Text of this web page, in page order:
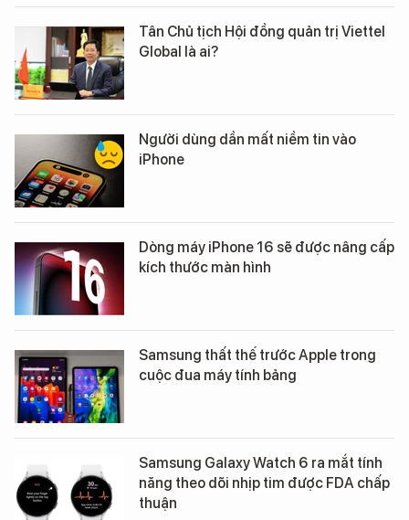
Tân Chủ tịch Hội đồng quản trị Viettel
Global là ai?
Người dùng dần mất niềm tin vào
iPhone
Dòng máy iPhone 16 sẽ được nâng cấp
kích thước màn hình
Samsung thất thế trước Apple trong
cuộc đua máy tính bảng
Samsung Galaxy Watch 6 ra mắt tính
năng theo dõi nhịp tim được FDA chấp
thuận